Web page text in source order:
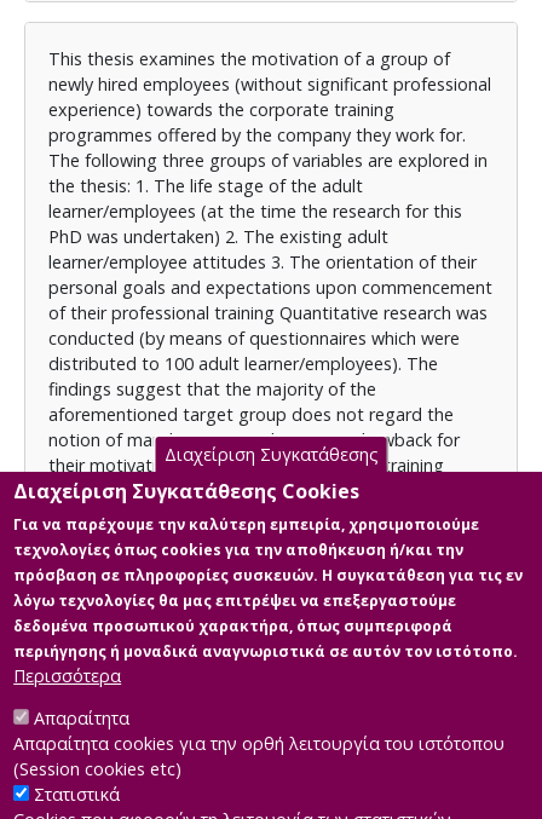
ερωτηματολόγια. Στην παρούσα έρευνα εξάγεται το
στοιχείο ότι για την πλειονότητα των υπό εξέταση
νεοπροσληφθέντων δεν διαφαίνονται εμφανείς
αντιρρήσεις σχετικά με τον υποχρεωτικό χαρακτήρα
της συμμετοχής τους στα προγράμματα κατάρτισης
της εταιρείας τους. Επιπρόσθετα καταδυκνείεται μια
διαφαινόμενη πεποίθηση ότι η παρακολούθηση από
μέρους τους αυτών των προγραμμάτων αποτελεί μια
σημαντική προϋπόθεση για την ενίσχυση της
απόδοσής τους στο αντικείμενο της εργασίας τους
This thesis examines the motivation of a group of
newly hired employees (without significant professional
experience) towards the corporate training
programmes offered by the company they work for.
The following three groups of variables are explored in
the thesis: 1. The life stage of the adult
learner/employees (at the time the research for this
PhD was undertaken) 2. The existing adult
learner/employee attitudes 3. The orientation of their
personal goals and expectations upon commencement
of their professional training Quantitative research was
conducted (by means of questionnaires which were
distributed to 100 adult learner/employees). The
findings suggest that the majority of the
aforementioned target group does not regard the
notion of mandatory attendance as a drawback for
their motivation towards their company’s training
programmes. Furthermore, it seems that this particular
target group (regardless of the educational
background of the employees) considers their
company’s training programmes as a value adding
ingredient for their overall professional performance.
Publisher
Hellenic Open University
Licence
Items in Apothesis are protected by copyright, with all
rights reserved, unless otherwise indicated.
Διαχείριση Συγκατάθεσης
Διαχείριση Συγκατάθεσης Cookies
Για να παρέχουμε την καλύτερη εμπειρία, χρησιμοποιούμε
τεχνολογίες όπως cookies για την αποθήκευση ή/και την
πρόσβαση σε πληροφορίες συσκευών. Η συγκατάθεση για τις εν
λόγω τεχνολογίες θα μας επιτρέψει να επεξεργαστούμε
δεδομένα προσωπικού χαρακτήρα, όπως συμπεριφορά
περιήγησης ή μοναδικά αναγνωριστικά σε αυτόν τον ιστότοπο.
Περισσότερα
Απαραίτητα
Απαραίτητα cookies για την ορθή λειτουργία του ιστότοπου
(Session cookies etc)
Στατιστικά